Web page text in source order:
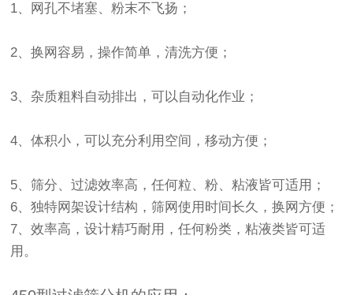
1、网孔不堵塞、粉末不飞扬；
2、换网容易，操作简单，清洗方便；
3、杂质粗料自动排出，可以自动化作业；
4、体积小，可以充分利用空间，移动方便；
5、筛分、过滤效率高，任何粒、粉、粘液皆可适用；
6、独特网架设计结构，筛网使用时间长久，换网方便；
7、效率高，设计精巧耐用，任何粉类，粘液类皆可适
用。